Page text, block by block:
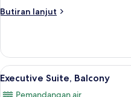
Butiran lanjut
Butiran
Suite
Lihat
semua
1
Executive Suite, Balcony
Pemandangan air